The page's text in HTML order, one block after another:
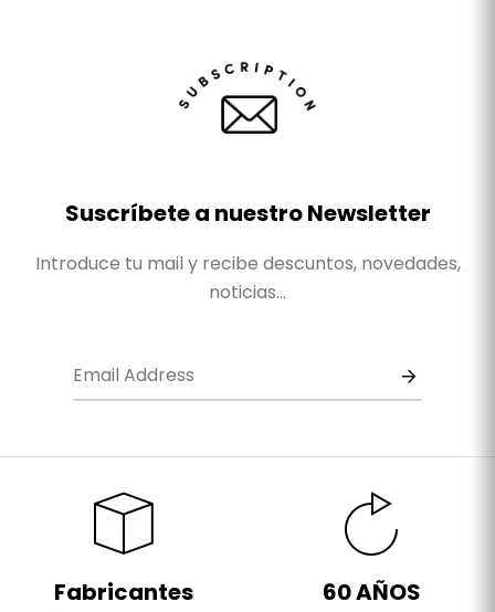
Suscríbete a nuestro Newsletter
Introduce tu mail y recibe descuntos, novedades,
noticias...
Fabricantes 60 AÑOS